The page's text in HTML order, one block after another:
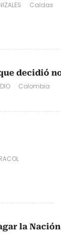
Caldas
decidió
Colombia
la Nación